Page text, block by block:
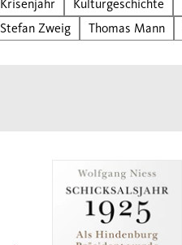
Krisenjahr
Kulturgeschichte
Stefan Zweig
Thomas Mann